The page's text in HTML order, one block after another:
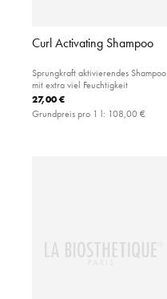
Curl Activating Shampoo
Sprungkraft aktivierendes Shampoo
mit extra viel Feuchtigkeit
27,00 €
Grundpreis pro 1 l: 108,00 €